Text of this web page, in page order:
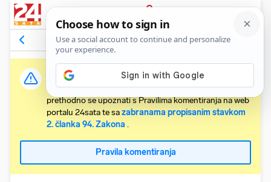
PRIJAVA
Komentari3 Relevantni
Važna obavijest:
Svaki korisnik koji želi komentirati članke obvezan je
prethodno se upoznati s Pravilima komentiranja na web
portalu 24sata te sazabranama propisanim stavkom
2. članka 94. Zakona .
Pravila komentiranja